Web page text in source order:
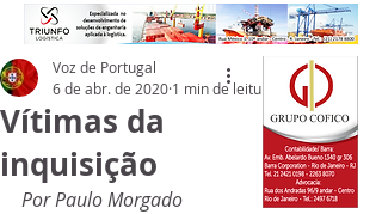
Vítimas da
inquisição
Voz de Portugal
6 de abr. de 2020 1 min de leitura
Por Paulo Morgado